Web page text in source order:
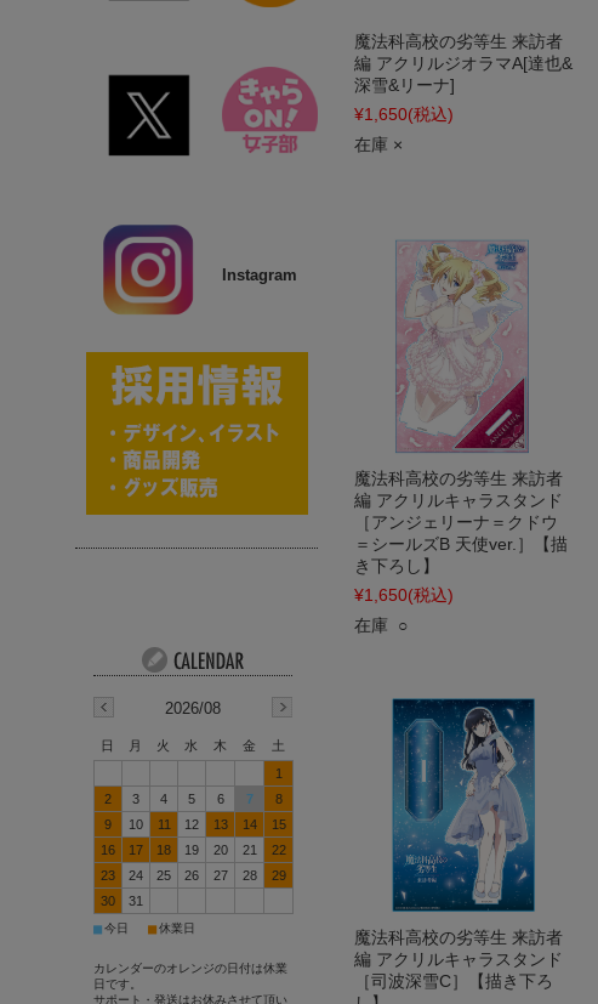
魔法科高校の劣等生 来訪者
編 アクリルジオラマA[達也&
深雪&リーナ]
¥1,650(税込)
在庫 ×
魔法科高校の劣等生 来訪者
編 アクリルキャラスタンド
［アンジェリーナ＝クドウ
＝シールズB 天使ver.］【描
き下ろし】
¥1,650(税込)
在庫 ○
魔法科高校の劣等生 来訪者
編 アクリルキャラスタンド
［司波深雪C］【描き下ろ
Instagram
2026/08
日 月 火 水 木 金
土
1
2
3 4 5 6 7
8
9
10 11 12 13 14
15
16
17 18 19 20 21
22
23
24 25 26 27 28
29
30
31
■今日 ■休業日
カレンダーのオレンジの日付は休業
日です。
サポート・発送はお休みさせて頂い